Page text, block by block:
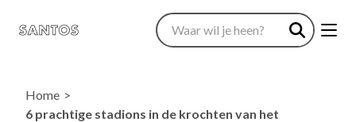
Home
6 prachtige stadions in de krochten van het